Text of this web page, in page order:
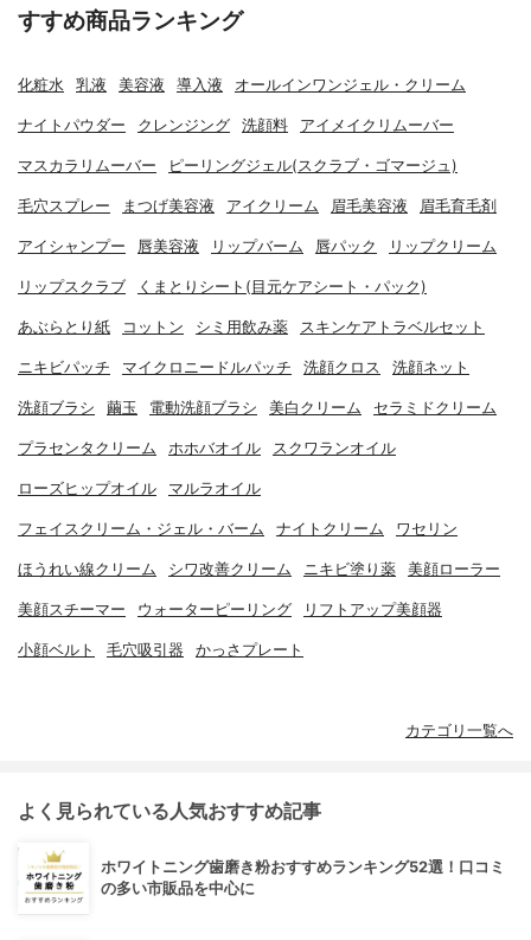
すすめ商品ランキング
化粧水 乳液 美容液 導入液 オールインワンジェル・クリーム
ナイトパウダー クレンジング 洗顔料 アイメイクリムーバー
マスカラリムーバー ピーリングジェル(スクラブ・ゴマージュ)
毛穴スプレー まつげ美容液 アイクリーム 眉毛美容液 眉毛育毛剤
アイシャンプー 唇美容液 リップバーム 唇パック リップクリーム
リップスクラブ くまとりシート(目元ケアシート・パック)
あぶらとり紙 コットン シミ用飲み薬 スキンケアトラベルセット
ニキビパッチ マイクロニードルパッチ 洗顔クロス 洗顔ネット
洗顔ブラシ 繭玉 電動洗顔ブラシ 美白クリーム セラミドクリーム
プラセンタクリーム ホホバオイル スクワランオイル
ローズヒップオイル マルラオイル
フェイスクリーム・ジェル・バーム ナイトクリーム ワセリン
ほうれい線クリーム シワ改善クリーム ニキビ塗り薬 美顔ローラー
美顔スチーマー ウォーターピーリング リフトアップ美顔器
小顔ベルト 毛穴吸引器 かっさプレート
カテゴリ一覧へ
よく見られている人気おすすめ記事
ホワイトニング歯磨き粉おすすめランキング52選！口コミ
の多い市販品を中心に